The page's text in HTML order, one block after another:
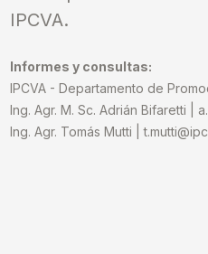
IPCVA.
Informes y consultas:
IPCVA - Departamento de
Ing. Agr. M. Sc. Adrián Bifaretti |
Ing. Agr. Tomás Mutti |